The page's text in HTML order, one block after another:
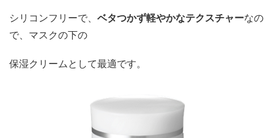
シリコンフリーで、 ベタつかず軽やかなテクスチャーなの
で、マスクの下の
保湿クリームとして最適です。